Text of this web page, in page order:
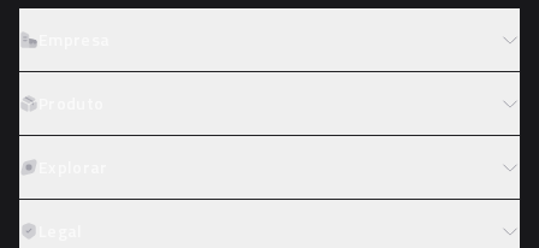
Trabalhe conosco
Reembolso